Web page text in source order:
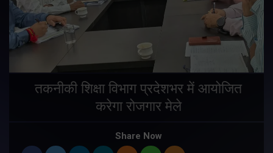
तकनीकी शिक्षा विभाग प्रदेशभर में आयोजित
करेगा रोजगार मेले
Share Now